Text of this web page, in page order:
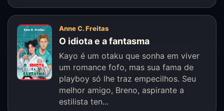
Anne C. Freitas
O idiota e a fantasma
Kayo é um otaku que sonha em viver
um romance fofo, mas sua fama de
playboy só lhe traz empecilhos. Seu
melhor amigo, Breno, aspirante a
estilista ten...